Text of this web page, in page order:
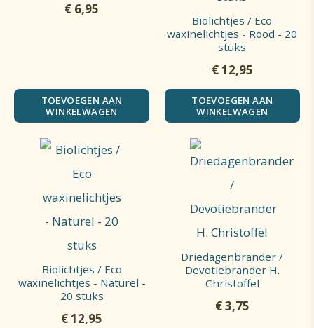
€ 6,95
TOEVOEGEN AAN
WINKELWAGEN
Biolichtjes / Eco
waxinelichtjes - Rood - 20
stuks
€12,95
TOEVOEGEN AAN
WINKELWAGEN
Biolichtjes / Eco
waxinelichtjes - Naturel -
20 stuks
€12,95
Driedagenbrander /
Devotiebrander H.
Christoffel
€3,75